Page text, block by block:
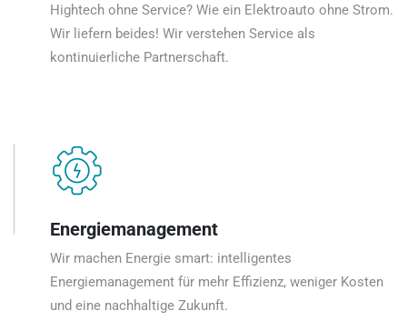
Hightech ohne Service? Wie ein Elektroauto ohne Strom.
Wir liefern beides! Wir verstehen Service als
kontinuierliche Partnerschaft.
Energiemanagement
Wir machen Energie smart: intelligentes
Energiemanagement für mehr Effizienz, weniger Kosten
und eine nachhaltige Zukunft.